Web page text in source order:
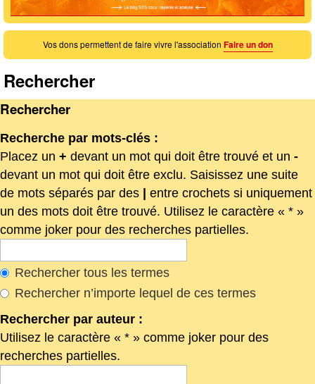
Vos dons permettent de faire vivre l'association Faire un don
Rechercher
Rechercher
Recherche par mots-clés :
Placez un + devant un mot qui doit être trouvé et un -
devant un mot qui doit être exclu. Saisissez une suite
de mots séparés par des | entre crochets si uniquement
un des mots doit être trouvé. Utilisez le caractère « * »
comme joker pour des recherches partielles.
Rechercher tous les termes
Rechercher n’importe lequel de ces termes
Rechercher par auteur :
Utilisez le caractère « * » comme joker pour des
recherches partielles.